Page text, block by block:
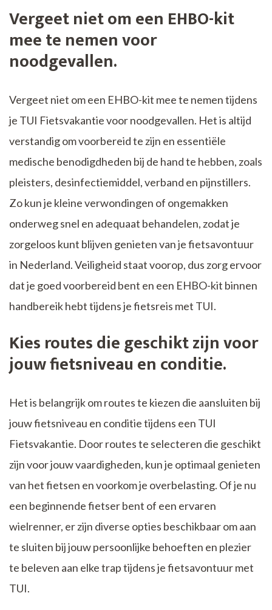
Vergeet niet om een EHBO-kit
mee te nemen voor
noodgevallen.
Vergeet niet om een EHBO-kit mee te nemen tijdens
je TUI Fietsvakantie voor noodgevallen. Het is altijd
verstandig om voorbereid te zijn en essentiële
medische benodigdheden bij de hand te hebben, zoals
pleisters, desinfectiemiddel, verband en pijnstillers.
Zo kun je kleine verwondingen of ongemakken
onderweg snel en adequaat behandelen, zodat je
zorgeloos kunt blijven genieten van je fietsavontuur
in Nederland. Veiligheid staat voorop, dus zorg ervoor
dat je goed voorbereid bent en een EHBO-kit binnen
handbereik hebt tijdens je fietsreis met TUI.
Kies routes die geschikt zijn voor
jouw fietsniveau en conditie.
Het is belangrijk om routes te kiezen die aansluiten bij
jouw fietsniveau en conditie tijdens een TUI
Fietsvakantie. Door routes te selecteren die geschikt
zijn voor jouw vaardigheden, kun je optimaal genieten
van het fietsen en voorkom je overbelasting. Of je nu
een beginnende fietser bent of een ervaren
wielrenner, er zijn diverse opties beschikbaar om aan
te sluiten bij jouw persoonlijke behoeften en plezier
te beleven aan elke trap tijdens je fietsavontuur met
TUI.